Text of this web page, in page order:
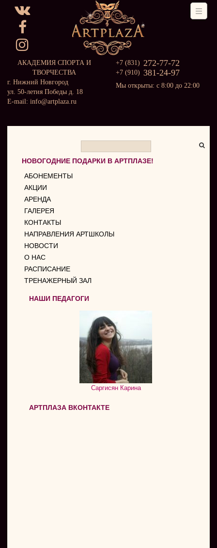
АКАДЕМИЯ СПОРТА И
ТВОРЧЕСТВА
г. Нижний Новгород
ул. 50-летия Победы д. 18
E-mail: info@artplaza.ru
+7 (831) 272-77-72
+7 (910) 381-24-97
Мы открыты: с 8:00 до 22:00
НОВОГОДНИЕ ПОДАРКИ В АРТПЛАЗЕ!
АБОНЕМЕНТЫ
АКЦИИ
АРЕНДА
ГАЛЕРЕЯ
КОНТАКТЫ
НАПРАВЛЕНИЯ АРТШКОЛЫ
НОВОСТИ
О НАС
РАСПИСАНИЕ
ТРЕНАЖЕРНЫЙ ЗАЛ
НАШИ ПЕДАГОГИ
Саргисян Карина
АРТПЛАЗА ВКОНТАКТЕ